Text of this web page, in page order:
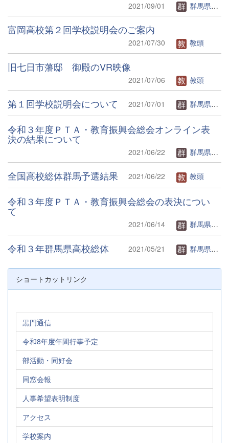
2021/09/01 群馬県立富岡高等学校Webページ管理者
富岡高校第２回学校説明会のご案内
2021/07/30 教頭
旧七日市藩邸 御殿のVR映像
2021/07/06 教頭
第１回学校説明会について 2021/07/01 群馬県立富岡高等学校Webページ管理者
令和３年度ＰＴＡ・教育振興会総会オンライン表
決の結果について
2021/06/22 群馬県立富岡高等学校Webページ管理者
全国高校総体群馬予選結果 2021/06/22 教頭
令和３年度ＰＴＡ・教育振興会総会の表決につい
て
2021/06/14 群馬県立富岡高等学校Webページ管理者
令和３年群馬県高校総体 2021/05/21 群馬県立富岡高等学校Webページ管理者
ショートカットリンク
黒門通信
令和8年度年間行事予定
部活動・同好会
同窓会報
人事希望表明制度
アクセス
学校案内